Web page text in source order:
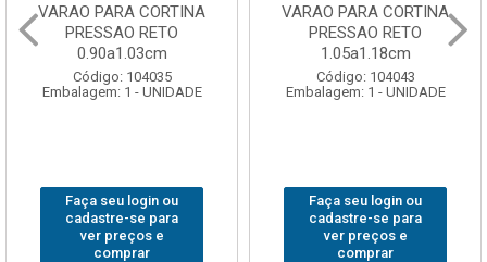
VARAO PARA CORTINA
PRESSAO RETO
0.90a1.03cm
Código: 104035
Embalagem: 1 - UNIDADE
Faça seu login ou
cadastre-se para
ver preços e
comprar
VARAO PARA CORTINA
PRESSAO RETO
1.05a1.18cm
Código: 104043
Embalagem: 1 - UNIDADE
Faça seu login ou
cadastre-se para
ver preços e
comprar